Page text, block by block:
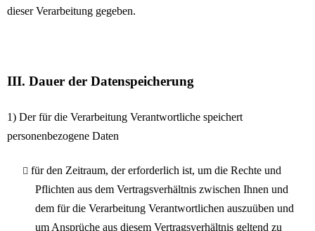
dieser Verarbeitung gegeben.
III. Dauer der Datenspeicherung
1) Der für die Verarbeitung Verantwortliche speichert
personenbezogene Daten
für den Zeitraum, der erforderlich ist, um die Rechte und
Pflichten aus dem Vertragsverhältnis zwischen Ihnen und
dem für die Verarbeitung Verantwortlichen auszuüben und
um Ansprüche aus diesem Vertragsverhältnis geltend zu